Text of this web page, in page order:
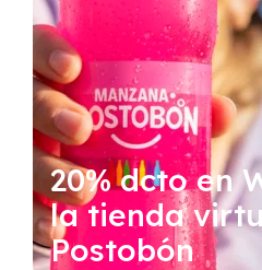
20% dcto en
la tienda
Postobón